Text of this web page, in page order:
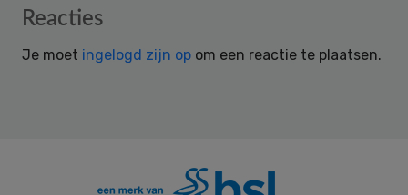
Reader
Reacties
Je moet ingelogd zijn op om een reactie te plaatsen.